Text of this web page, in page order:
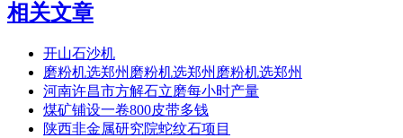
相关文章
开山石沙机
磨粉机选郑州磨粉机选郑州磨粉机选郑州
河南许昌市方解石立磨每小时产量
煤矿铺设一卷800皮带多钱
陕西非金属研究院蛇纹石项目